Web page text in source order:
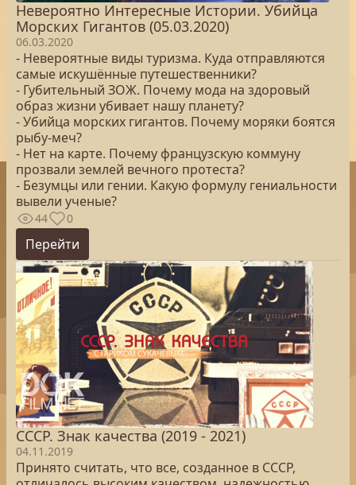
Невероятно Интересные Истории. Убийца
Морских Гигантов (05.03.2020)
06.03.2020
- Невероятные виды туризма. Куда отправляются
самые искушённые путешественники?
- Губительный ЗОЖ. Почему мода на здоровый
образ жизни убивает нашу планету?
- Убийца морских гигантов. Почему моряки боятся
рыбу-меч?
- Нет на карте. Почему французскую коммуну
прозвали землей вечного протеста?
- Безумцы или гении. Какую формулу гениальности
вывели ученые?
44 0
Перейти
СССР. Знак качества (2019 - 2021)
04.11.2019
Принято считать, что все, созданное в СССР,